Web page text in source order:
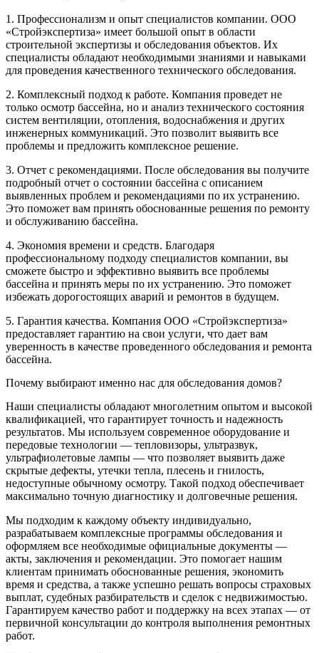
1. Профессионализм и опыт специалистов компании. ООО
«Стройэкспертиза» имеет большой опыт в области
строительной экспертизы и обследования объектов. Их
специалисты обладают необходимыми знаниями и навыками
для проведения качественного технического обследования.
2. Комплексный подход к работе. Компания проведет не
только осмотр бассейна, но и анализ технического состояния
систем вентиляции, отопления, водоснабжения и других
инженерных коммуникаций. Это позволит выявить все
проблемы и предложить комплексное решение.
3. Отчет с рекомендациями. После обследования вы получите
подробный отчет о состоянии бассейна с описанием
выявленных проблем и рекомендациями по их устранению.
Это поможет вам принять обоснованные решения по ремонту
и обслуживанию бассейна.
4. Экономия времени и средств. Благодаря
профессиональному подходу специалистов компании, вы
сможете быстро и эффективно выявить все проблемы
бассейна и принять меры по их устранению. Это поможет
избежать дорогостоящих аварий и ремонтов в будущем.
5. Гарантия качества. Компания ООО «Стройэкспертиза»
предоставляет гарантию на свои услуги, что дает вам
уверенность в качестве проведенного обследования и ремонта
бассейна.
Почему выбирают именно нас для обследования домов?
Наши специалисты обладают многолетним опытом и высокой
квалификацией, что гарантирует точность и надежность
результатов. Мы используем современное оборудование и
передовые технологии — тепловизоры, ультразвук,
ультрафиолетовые лампы — что позволяет выявить даже
скрытые дефекты, утечки тепла, плесень и гнилость,
недоступные обычному осмотру. Такой подход обеспечивает
максимально точную диагностику и долговечные решения.
Мы подходим к каждому объекту индивидуально,
разрабатываем комплексные программы обследования и
оформляем все необходимые официальные документы —
акты, заключения и рекомендации. Это помогает нашим
клиентам принимать обоснованные решения, экономить
время и средства, а также успешно решать вопросы страховых
выплат, судебных разбирательств и сделок с недвижимостью.
Гарантируем качество работ и поддержку на всех этапах — от
первичной консультации до контроля выполнения ремонтных
работ.